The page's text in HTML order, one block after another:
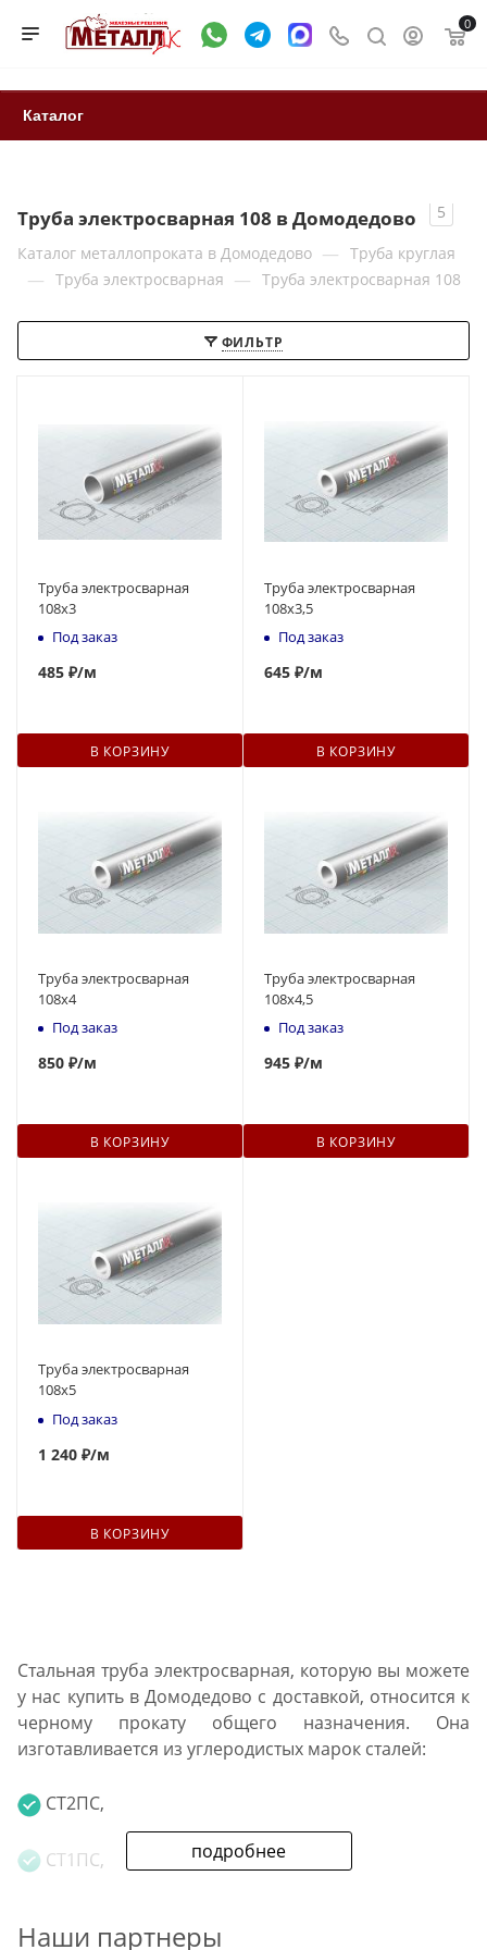
0
Каталог
Труба электросварная 108 в Домодедово
5
Каталог металлопроката в Домодедово — Труба круглая
— Труба электросварная — Труба электросварная 108
ФИЛЬТР
Труба электросварная
108x3
Под заказ
485 ₽/м
В КОРЗИНУ
Труба электросварная
108х3,5
Под заказ
645 ₽/м
В КОРЗИНУ
Труба электросварная
108х4
Под заказ
850 ₽/м
В КОРЗИНУ
Труба электросварная
108х4,5
Под заказ
945 ₽/м
В КОРЗИНУ
Труба электросварная
108х5
Под заказ
1 240 ₽/м
В КОРЗИНУ
подробнее
Стальная труба электросварная, которую вы можете
у нас купить в Домодедово с доставкой, относится к
черному прокату общего назначения. Она
изготавливается из углеродистых марок сталей:
СТ2ПС,
СТ1ПС,
Наши партнеры